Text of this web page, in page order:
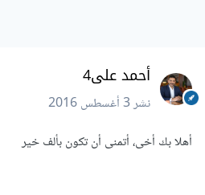
أحمد على4
نشر3 أغسطس 2016
أهلا بك أخى، أتمنى أن تكون بألف خير